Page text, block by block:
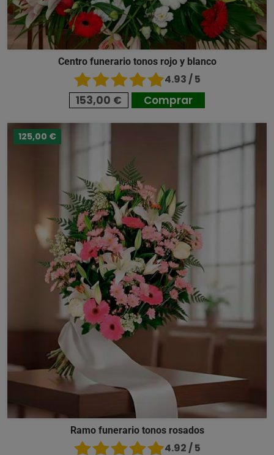
Centro funerario tonos rojo y blanco
4.93 / 5
153,00 € Comprar
125,00 €
Ramo funerario tonos rosados
4.92 / 5